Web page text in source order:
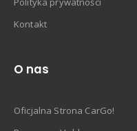
Kontakt
O nas
Oficjalna Strona CarGo!